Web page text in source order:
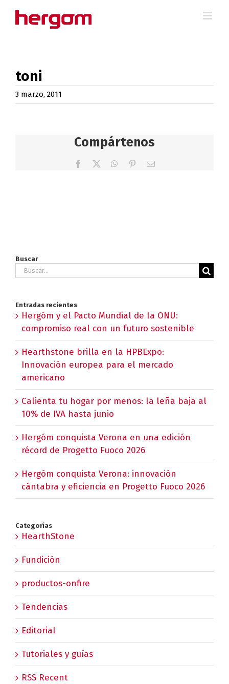
toni
3 marzo, 2011
Compártenos
Facebook WhatsApp
PinterestCorreo
Buscar
Buscar:
Entradas recientes
Hergóm y el Pacto Mundial de la ONU:
compromiso real con un futuro sostenible
Hearthstone brilla en la HPBExpo:
Innovación europea para el mercado
americano
Calienta tu hogar por menos: la leña baja al
10% de IVA hasta junio
Hergóm conquista Verona en una edición
récord de Progetto Fuoco 2026
Hergóm conquista Verona: innovación
cántabra y eficiencia en Progetto Fuoco 2026
Categorías
HearthStone
Fundición
productos-onfire
Tendencias
Editorial
Tutoriales y guías
RSS Recent